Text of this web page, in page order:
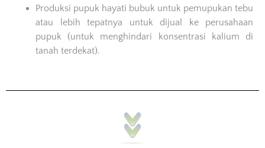
Produksi pupuk hayati bubuk untuk pemupukan tebu
atau lebih tepatnya untuk dijual ke perusahaan
pupuk (untuk menghindari konsentrasi kalium di
tanah terdekat).